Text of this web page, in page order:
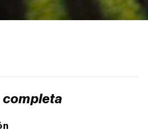
Yponomeuta
completa